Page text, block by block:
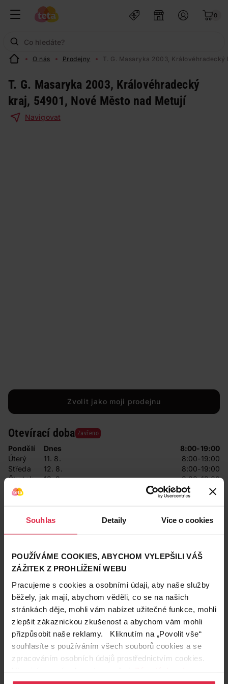
Souhlas Detaily Více o cookies
POUŽÍVÁME COOKIES, ABYCHOM VYLEPŠILI VÁŠ
ZÁŽITEK Z PROHLÍŽENÍ WEBU
Pracujeme s cookies a osobními údaji, aby naše služby
běžely, jak mají, abychom věděli, co se na našich
stránkách děje, mohli vám nabízet užitečné funkce, mohli
zlepšit zákaznickou zkušenost a abychom vám mohli
přizpůsobit naše reklamy. Kliknutím na „Povolit vše“
souhlasíte s používáním všech souborů cookies a se
zpracováním osobních údajů prostřednictvím cookies.
osobních údajů.
0
O nás Prodejny T. G. Masaryka 2003,
T. G. Masaryka 2003, Královéhradecký
kraj, 54901, Nové Město nad Metují
Navigovat
Zvolit jako moji prodejnu
Otevírací doba Zavřeno
Pondělí Dnes
8:00-19:00
Úterý
11. 8.
8:00-19:00
Středa
12. 8.
8:00-19:00
Čtvrtek
13. 8.
8:00-19:00
Pátek
8:00-19:00
8:00-19:00
Pondělí
17. 8.
8:00-19:00
Prodávající
Kontakty
734 176 700
2700@drogerieteta.cz
Služby na prodejně
Expresní Klikni a vyzvedni